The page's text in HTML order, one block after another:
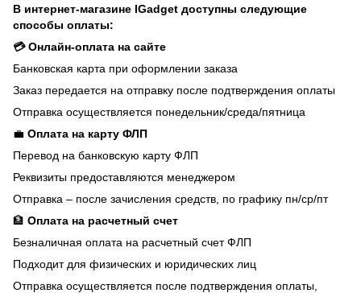
В интернет-магазине IGadget доступны следующие
способы оплаты:
💳 Онлайн-оплата на сайте
Банковская карта при оформлении заказа
Заказ передается на отправку после подтверждения оплаты
Отправка осуществляется понедельник/среда/пятница
💼 Оплата на карту ФЛП
Перевод на банковскую карту ФЛП
Реквизиты предоставляются менеджером
Отправка – после зачисления средств, по графику пн/ср/пт
🏦 Оплата на расчетный счет
Безналичная оплата на расчетный счет ФЛП
Подходит для физических и юридических лиц
Отправка осуществляется после подтверждения оплаты,